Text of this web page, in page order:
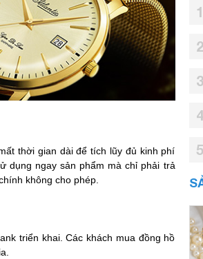
thời gian dài để tích lũy đủ kinh phí
dụng ngay sản phẩm mà chỉ phải trả
không cho phép.
triển khai. Các khách mua đồng hồ
1
2
3
4
5